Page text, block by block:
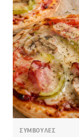
ΣΥΜΒΟΥΛΕΣ